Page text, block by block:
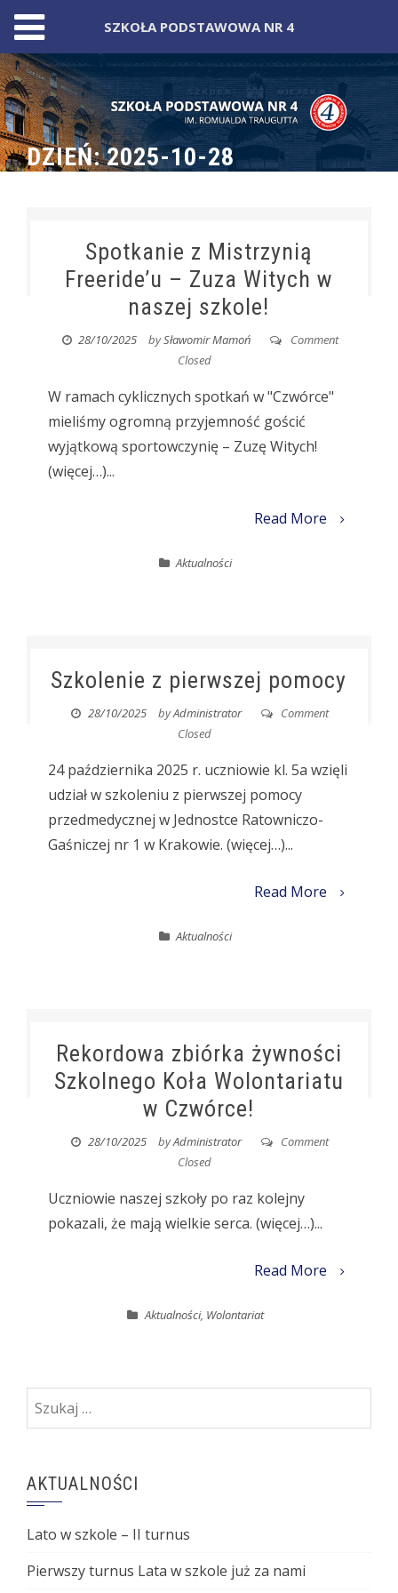
Skip
to
content
DZIEŃ:2025-10-28
Spotkanie z Mistrzynią
Freeride’u – Zuza Witych w
naszej szkole!
28/10/2025 bySławomir Mamoń
Comment
Closed
W ramach cyklicznych spotkań w "Czwórce"
mieliśmy ogromną przyjemność gościć
wyjątkową sportowczynię – Zuzę Witych!
(więcej…)...
Read More
Aktualności
Szkolenie z pierwszej pomocy
28/10/2025 byAdministrator
Comment
Closed
24 października 2025 r. uczniowie kl. 5a wzięli
udział w szkoleniu z pierwszej pomocy
przedmedycznej w Jednostce Ratowniczo-
Gaśniczej nr 1 w Krakowie. (więcej…)...
Read More
Aktualności
Rekordowa zbiórka żywności
Szkolnego Koła Wolontariatu
w Czwórce!
28/10/2025 byAdministrator
Comment
Closed
Uczniowie naszej szkoły po raz kolejny
pokazali, że mają wielkie serca. (więcej…)...
Read More
Aktualności, Wolontariat
Szukaj:
AKTUALNOŚCI
Lato w szkole – II turnus
Pierwszy turnus Lata w szkole już za nami
SZKOŁA PODSTAWOWA NR 4